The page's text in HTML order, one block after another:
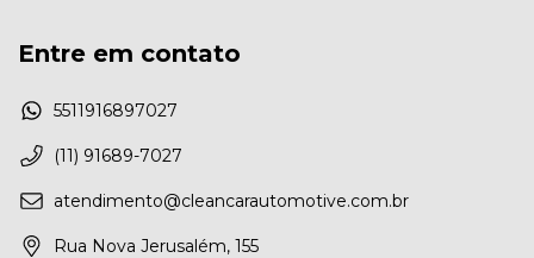
Entre em contato
5511916897027
(11) 91689-7027
atendimento@cleancarautomotive.com.br
Rua Nova Jerusalém, 155